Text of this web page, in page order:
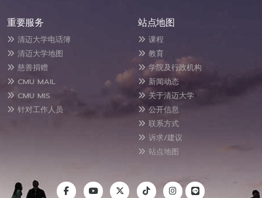
重要服务
清迈大学电话簿
清迈大学地图
慈善捐赠
CMU MAIL
CMU MIS
针对工作人员
站点地图
课程
教育
学院及行政机构
新闻动态
关于清迈大学
公开信息
联系方式
诉求/建议
站点地图